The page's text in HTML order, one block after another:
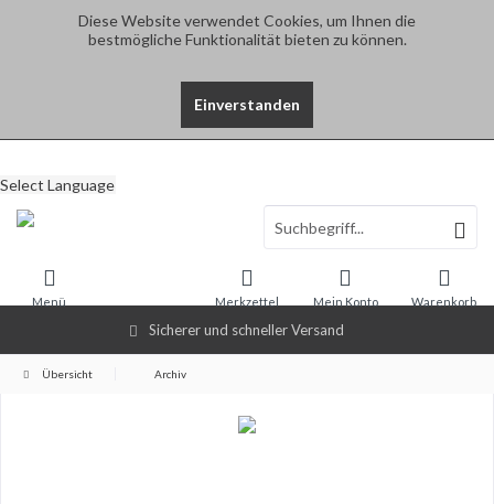
Diese Website verwendet Cookies, um Ihnen die
bestmögliche Funktionalität bieten zu können.
Einverstanden
Sicherer und schneller Versand
Select Language
Warenkorb
Merkzettel Mein Konto
Menü
Übersicht Archiv